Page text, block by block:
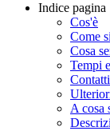
Indice pagina
Cos'è
Come
Cosa
Tempi
Contatti
A cosa